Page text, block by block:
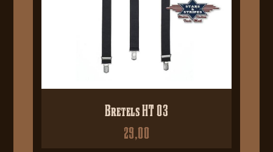
Bretels HT 03
29,00